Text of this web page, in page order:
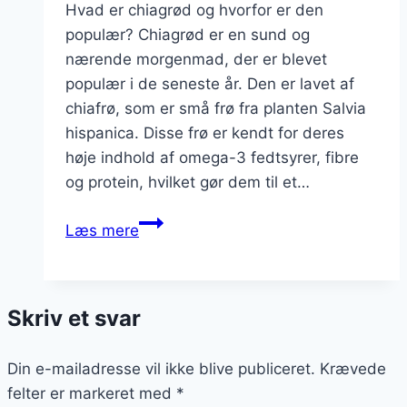
Hvad er chiagrød og hvorfor er den
populær? Chiagrød er en sund og
nærende morgenmad, der er blevet
populær i de seneste år. Den er lavet af
chiafrø, som er små frø fra planten Salvia
hispanica. Disse frø er kendt for deres
høje indhold af omega-3 fedtsyrer, fibre
og protein, hvilket gør dem til et…
Læs mereChiagrød
friske
Skriv et svar
Din e-mailadresse vil ikke blive publiceret. Krævede
felter er markeret med *